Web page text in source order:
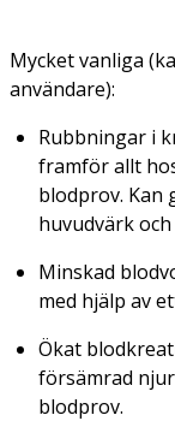
Mycket vanliga
användare):
Rubbningar i
framför allt
blodprov. Kan
huvudvärk och
Minskad
med hjälp av
Ökat
försämrad
blodprov.